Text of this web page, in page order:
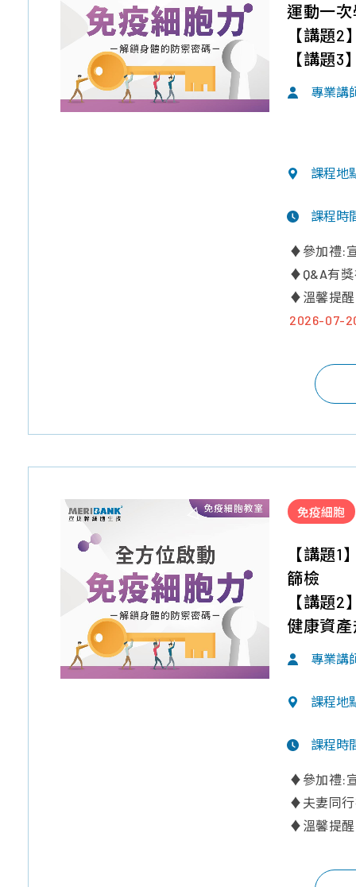
運動一
【講題
【講題
專業講
課程地
課程時
♦參加禮:
♦Q&A有
♦溫馨提醒
2026-07-
免疫細胞
【講題
篩檢
【講題
健康資
專業講
課程地
課程時
♦參加禮:
♦夫妻同
♦溫馨提醒